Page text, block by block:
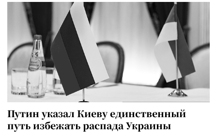
Путин указал Киеву единственный
путь избежать распада Украины